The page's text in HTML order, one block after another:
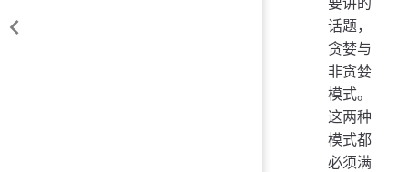
话题，
贪婪与
非贪婪
模式。
这两种
模式都
必须满